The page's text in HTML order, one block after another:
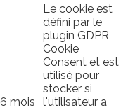
6 mois
Le cookie est
défini par le
plugin GDPR
Cookie
Consent et est
utilisé pour
stocker si
l'utilisateur a